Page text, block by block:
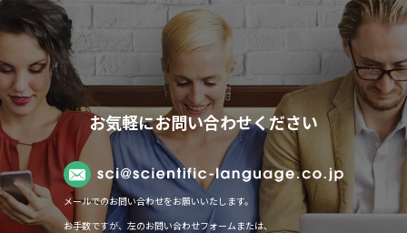
情報セキュリティー・守秘義務
免債事項
個人情報保護方針
お気軽にお問い合わせください
メールでのお問い合わせをお願いいたします。
お手数ですが、左のお問い合わせフォームまたは、